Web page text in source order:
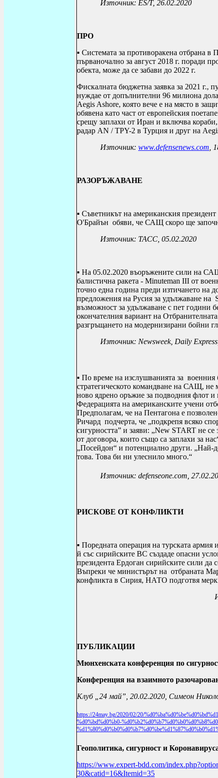
Източник: ES/Т, 26.02.2020
ПРО
▪ Системата за противоракена отбрана
първаночално за август 2018 г. поради
обекта, може да се забави до 2022 г.
Фискалната бюджетна заявка за 2021 г.,
нуждае от допълнителни 96 милиона
Aegis Ashore, която вече е на място в
обявена като част от европейския
срещу заплахи от Иран и включва
радар AN / TPY-2 в Турция и друг на
Източник: www.defensenews.com ,
РАЗОРЪЖАВАНЕ
▪ Съвeтникът нa aмeрикaнcкия прeзидe
O'Брaйън обяви, че САЩ скоро ще
Източник: ТАСС, 05.02.2020
▪ На 05.02.2020 въоръжените сили на
балистична ракета - Minuteman III от
точно една година преди изтичането на
предложения на Русия за удължаване на
възможност за удължаване с пет години
окончателния вариант на
разгръщането на модернизирани бойни
Източник: Newsweek, Daily Express
▪ По време на изслушванията за
стратегическото командване на САЩ, не
ново ядрено оръжие за подводния флот
Федерацията на американските учени
Предполагам, че на Пентагона е
Ричард подчерта, че „подкрепя всяко
сигурността” и заяви: „New START не
от договора, които също са заплахи за
„Посейдон“ и потенциално други. „Най-
това. Това би ни улеснило много.“
Източник: defenseone.com,
РИСКОВЕ ОТ КОНФЛИКТИ
▪ Поредната операция на турската
й със сирийските ВС създаде опасни
президента Ердоган сирийските сили да
Въпреки че министърът на отбраната
конфликта в Сирия, НАТО подготвя
ПУБЛИКАЦИИ
Мюнхенската конференция по
Конференция на взаимното
Клуб „24 май”, 20.02.2020, Симеон
https://24may.bg/2020/02/20/%d0%ba%d0%be%d0%bd%d
%d0%bd%d0%b0-%d0%b2%d0%b7%d0%b0%d0%b8%d
%d1%80%d0%b0%d0%b7%d0%be%d1%87%d0%b0%d
Геополитика, сигурност и
https://www.expert-bdd.com/
30&catid=16&Itemid=35